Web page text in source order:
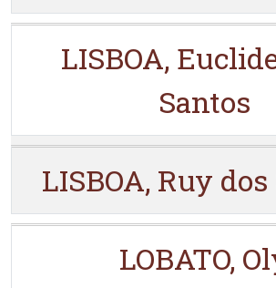
LISBOA,
Santos
LISBOA, Ruy
LOBATO,